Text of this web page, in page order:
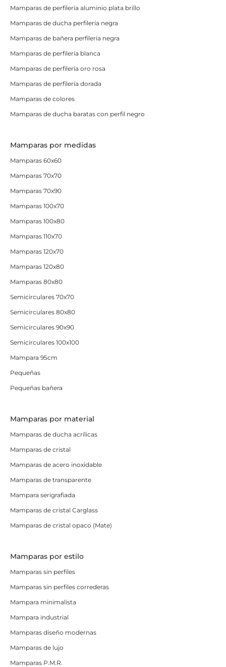
Mamparas de perfilería aluminio plata brillo
Mamparas de ducha perfilería negra
Mamparas de bañera perfilería negra
Mamparas de perfilería blanca
Mamparas de perfilería oro rosa
Mamparas de perfilería dorada
Mamparas de colores
Mamparas de ducha baratas con perfil negro
Mamparas por medidas
Mamparas 60x60
Mamparas 70x70
Mamparas 70x90
Mamparas 100x70
Mamparas 100x80
Mamparas 110x70
Mamparas 120x70
Mamparas 120x80
Mamparas 80x80
Semicirculares 70x70
Semicirculares 80x80
Semicirculares 90x90
Semicirculares 100x100
Mampara 95cm
Pequeñas
Pequeñas bañera
Mamparas por material
Mamparas de ducha acrílicas
Mamparas de cristal
Mamparas de acero inoxidable
Mamparas de transparente
Mampara serigrafiada
Mamparas de cristal Carglass
Mamparas de cristal opaco (Mate)
Mamparas por estilo
Mamparas sin perfiles
Mamparas sin perfiles correderas
Mampara minimalista
Mampara industrial
Mamparas diseño modernas
Mamparas de lujo
Mamparas P.M.R.